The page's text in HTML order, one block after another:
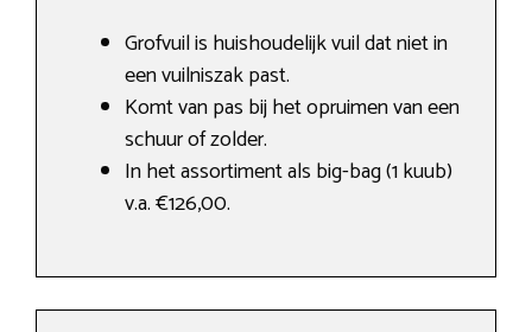
Grofvuil is huishoudelijk vuil dat niet in
een vuilniszak past.
Komt van pas bij het opruimen van een
schuur of zolder.
In het assortiment als big-bag (1 kuub)
v.a. €126,00.